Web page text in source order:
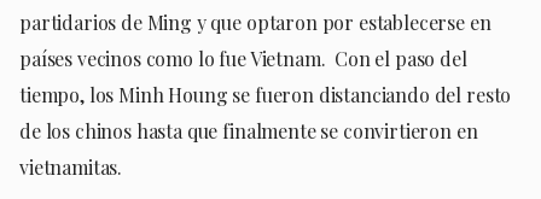
partidarios de Ming y que optaron por establecerse en
países vecinos como lo fue Vietnam. Con el paso del
tiempo, los Minh Houng se fueron distanciando del resto
de los chinos hasta que finalmente se convirtieron en
vietnamitas.